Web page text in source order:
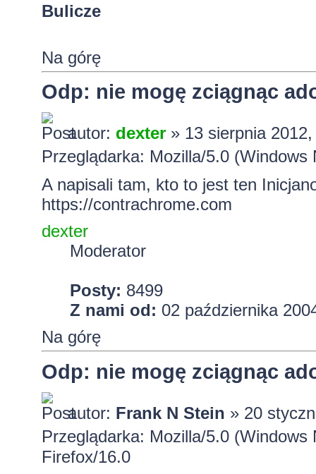
Bulicze
Na górę
Odp: nie mogę zciągnąc
autor: dexter» 13 sierpnia 2012,
Przeglądarka: Mozilla/5.0
A napisali tam, kto to jest ten
https://contrachrome.com
dexter
Moderator
Posty: 8499
Z nami od: 02 października
Na górę
Odp: nie mogę zciągnąc
autor: Frank N Stein » 20
Przeglądarka: Mozilla/5.0
Firefox/16.0